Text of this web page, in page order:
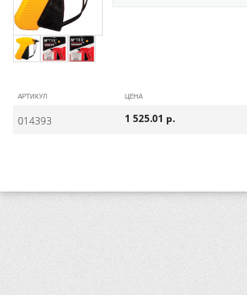
АРТИКУЛ ЦЕНА
014393 1 525.01 р.